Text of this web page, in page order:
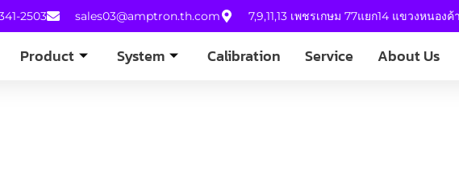
2503 sales03@amptron.th.com 7,9,11,13 เพชรเกษม 77แยก14 แขวงหนอ
Product System Calibration Service About Us